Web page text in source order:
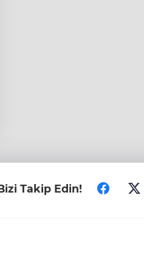
Takip Edin!